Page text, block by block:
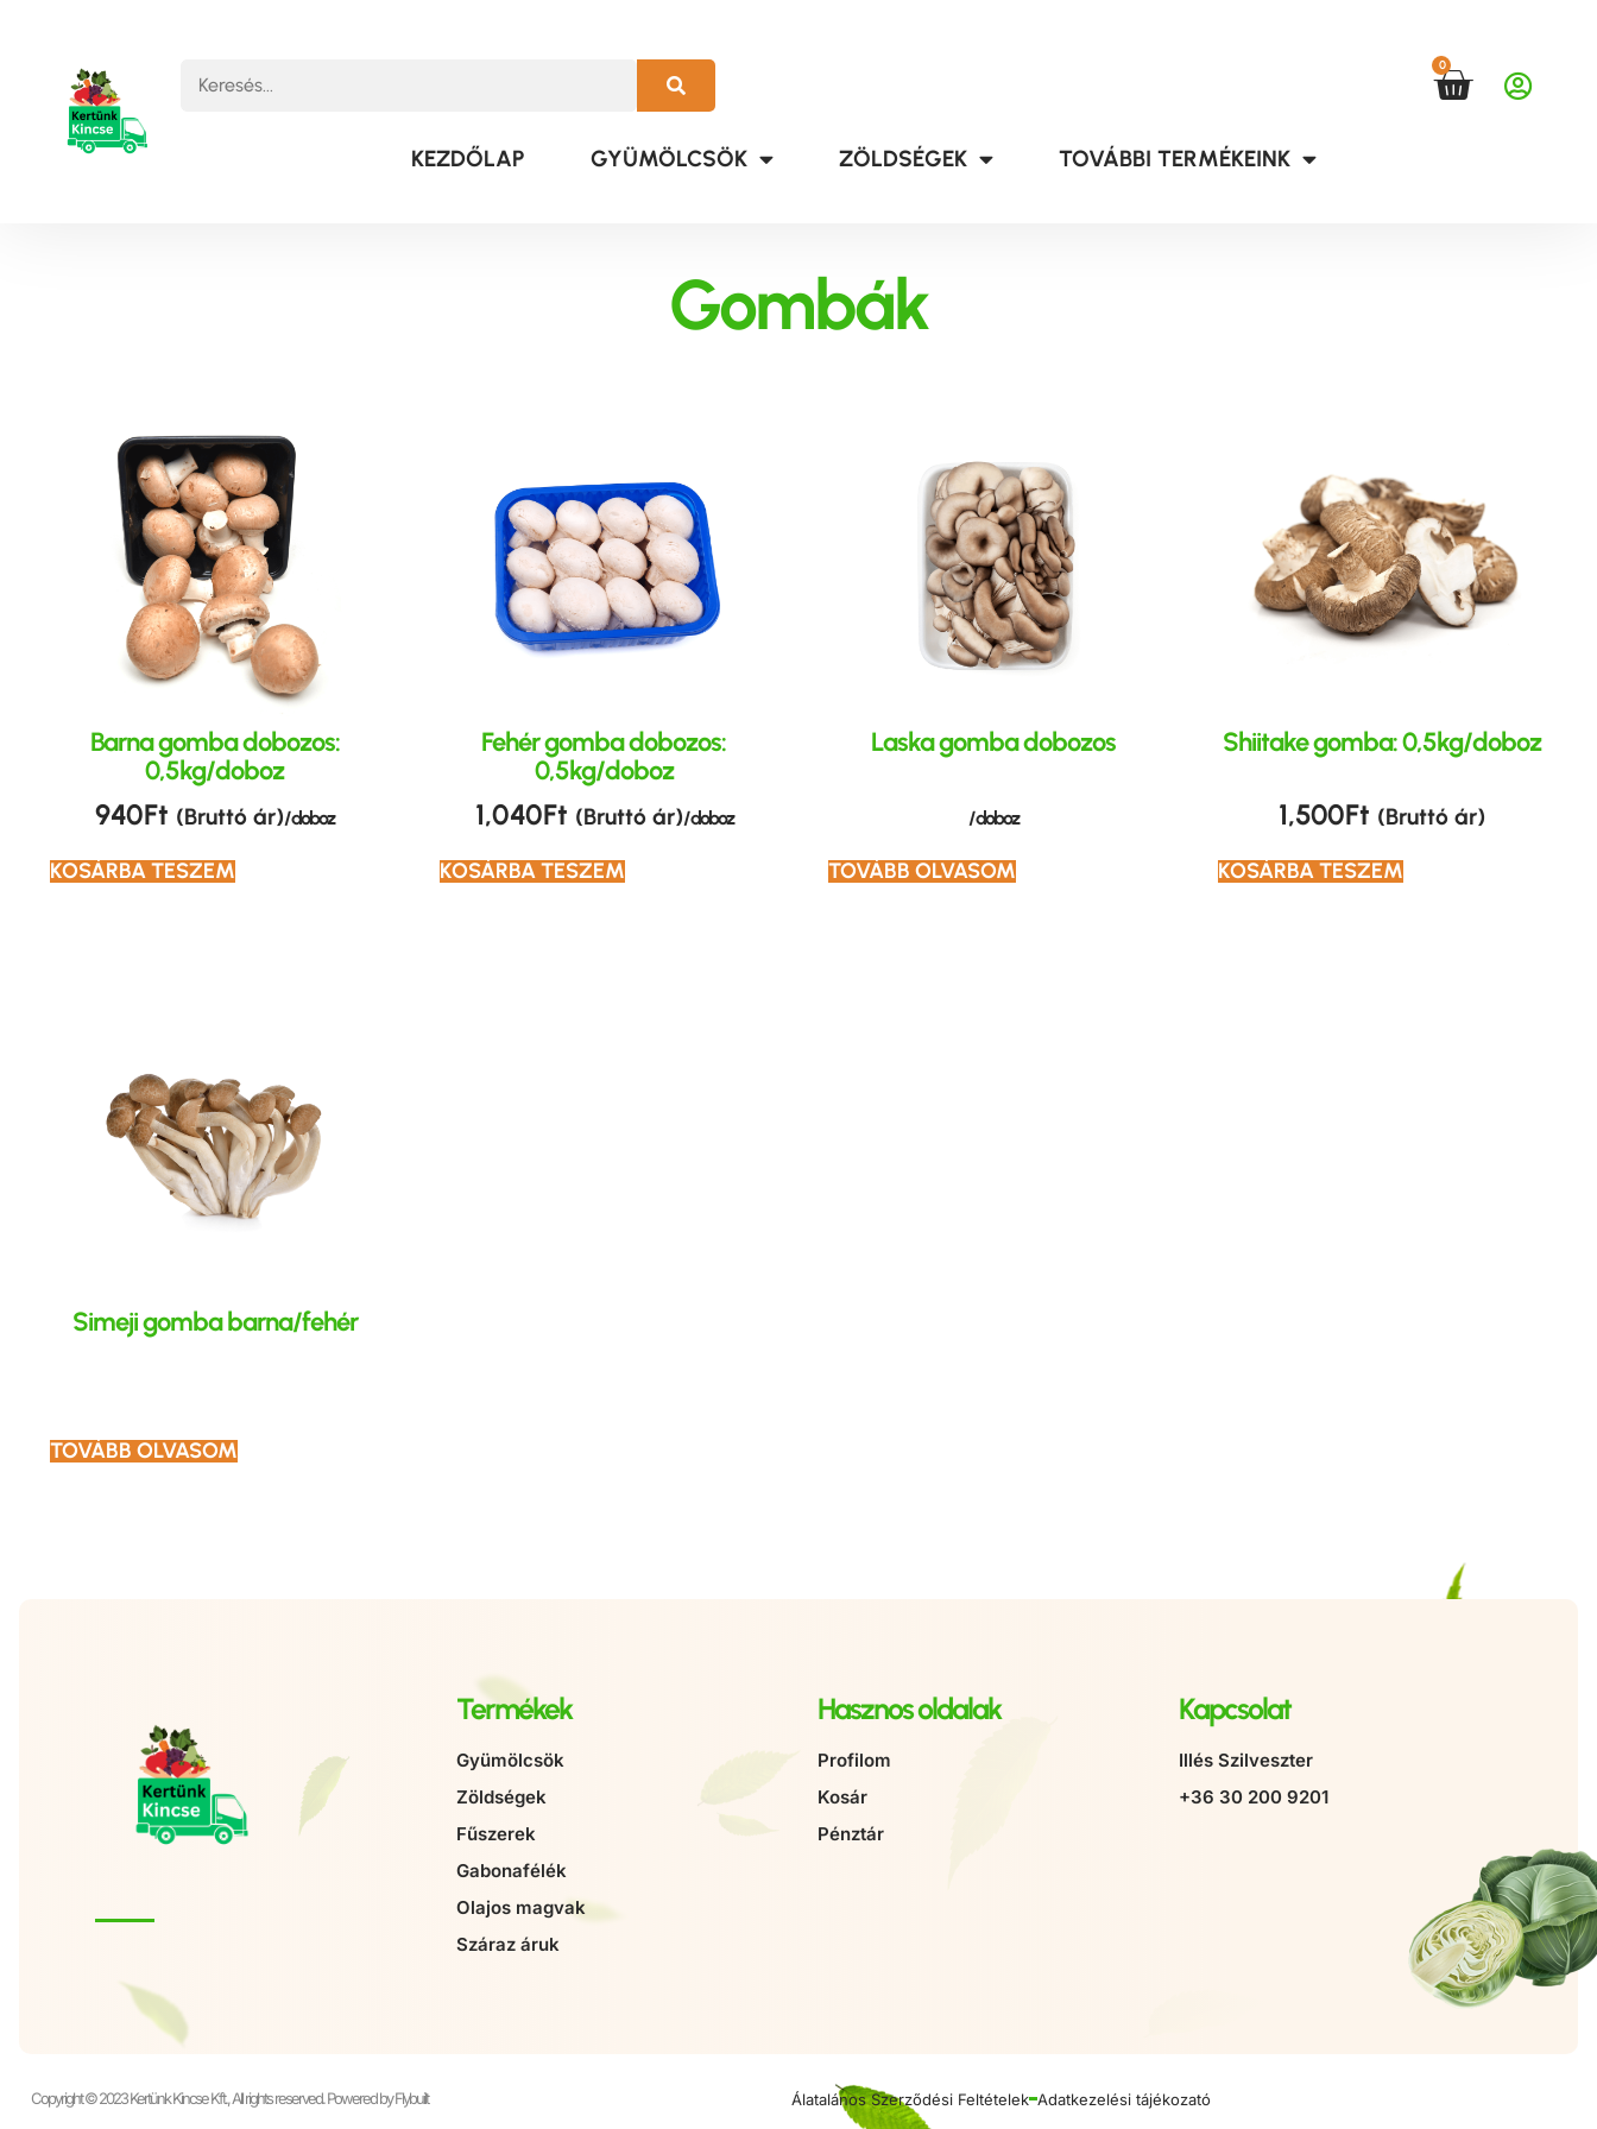
0
KEZDŐLAP GYÜMÖLCSÖK ZÖLDSÉGEK TOVÁBBI TERMÉKEINK
Gombák
Barna gomba dobozos:
0,5kg/doboz
940Ft (Bruttó ár)/ doboz
KOSÁRBA TESZEM
Fehér gomba dobozos:
0,5kg/doboz
1,040Ft (Bruttó ár)/ doboz
KOSÁRBA TESZEM
Laska gomba dobozos
/ doboz
TOVÁBB OLVASOM
Shiitake gomba: 0,5kg/doboz
1,500Ft (Bruttó ár)
KOSÁRBA TESZEM
Simeji gomba barna/fehér
TOVÁBB OLVASOM
Termékek
Gyümölcsök
Zöldségek
Fűszerek
Gabonafélék
Olajos magvak
Száraz áruk
Hasznos oldalak
Profilom
Kosár
Pénztár
Kapcsolat
Illés Szilveszter
+36 30 200 9201
Copyright © 2023 Kertünk Kincse Kft., All rights reserved. Powered by Flybuilt Álatalános Szerződési Feltételek Adatkezelési tájékozató